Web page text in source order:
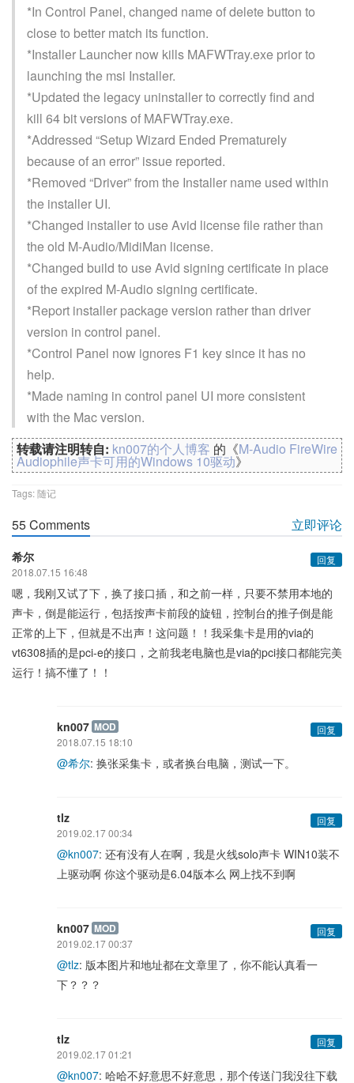
*In Control Panel, changed name of delete button to
close to better match its function.
*Installer Launcher now kills MAFWTray.exe prior to
launching the msi Installer.
*Updated the legacy uninstaller to correctly find and
kill 64 bit versions of MAFWTray.exe.
*Addressed “Setup Wizard Ended Prematurely
because of an error” issue reported.
*Removed “Driver” from the Installer name used within
the installer UI.
*Changed installer to use Avid license file rather than
the old M-Audio/MidiMan license.
*Changed build to use Avid signing certificate in place
of the expired M-Audio signing certificate.
*Report installer package version rather than driver
version in control panel.
*Control Panel now ignores F1 key since it has no
help.
*Made naming in control panel UI more consistent
with the Mac version.
转载请注明转自: kn007的个人博客 的《M-Audio FireWire
Audiophile声卡可用的Windows 10驱动》
Tags:随记
55 Comments 立即评论
希尔
回复
2018.07.15 16:48
嗯，我刚又试了下，换了接口插，和之前一样，只要不禁用本地的
声卡，倒是能运行，包括按声卡前段的旋钮，控制台的推子倒是能
正常的上下，但就是不出声！这问题！！我采集卡是用的via的
vt6308插的是pci-e的接口，之前我老电脑也是via的pci接口都能完美
运行！搞不懂了！！
kn007 MOD
回复
2018.07.15 18:10
@希尔: 换张采集卡，或者换台电脑，测试一下。
tlz
回复
2019.02.17 00:34
@kn007: 还有没有人在啊，我是火线solo声卡 WIN10装不
上驱动啊 你这个驱动是6.04版本么 网上找不到啊
kn007 MOD
回复
2019.02.17 00:37
@tlz: 版本图片和地址都在文章里了，你不能认真看一
下？？？
tlz
回复
2019.02.17 01:21
@kn007: 哈哈不好意思不好意思，那个传送门我没往下载